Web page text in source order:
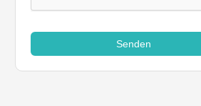
Senden